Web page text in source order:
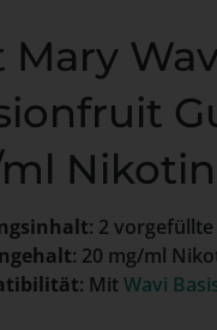
Mary
: 2 vorgefüllte
: 20 mg/ml
: MitWavi